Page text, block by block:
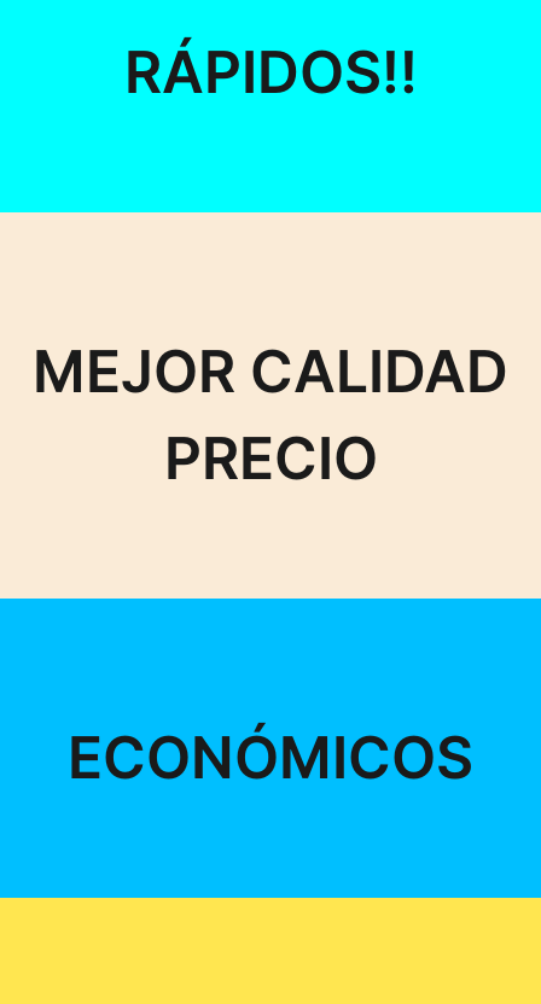
RÁPIDOS!!
MEJOR CALIDAD
PRECIO
ECONÓMICOS